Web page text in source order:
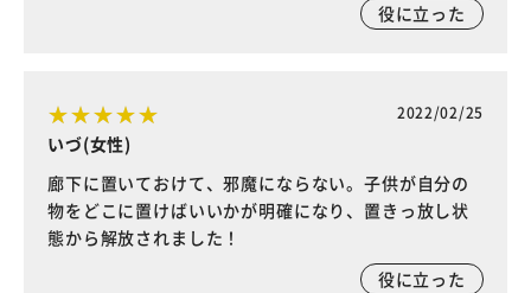
役に立った
2022/02/25
いづ(女性)
廊下に置いておけて、邪魔にならない。子供が自分の
物をどこに置けばいいかが明確になり、置きっ放し状
態から解放されました！
役に立った